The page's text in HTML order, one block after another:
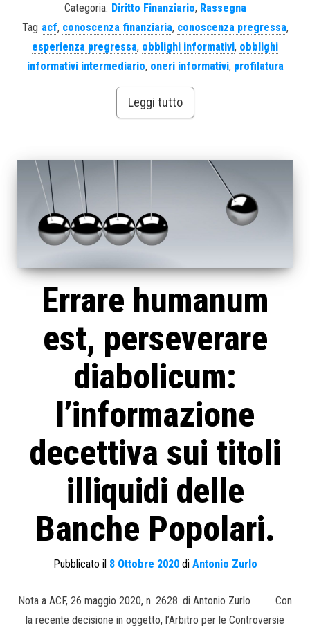
Categoria: Diritto Finanziario, Rassegna
Tag acf, conoscenza finanziaria, conoscenza pregressa,
esperienza pregressa, obblighi informativi, obblighi
informativi intermediario, oneri informativi, profilatura
Leggi tutto
Errare humanum
est, perseverare
diabolicum:
l’informazione
decettiva sui titoli
illiquidi delle
Banche Popolari.
Pubblicato il 8 Ottobre 2020di Antonio Zurlo
Nota a ACF, 26 maggio 2020, n. 2628. di Antonio Zurlo Con
la recente decisione in oggetto, l’Arbitro per le Controversie